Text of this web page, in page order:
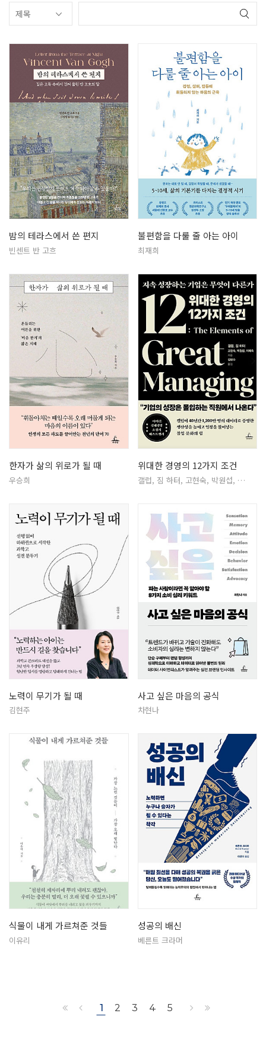
밤의 테라스에서 쓴 편지
빈센트 반 고흐
불편함을 다룰 줄 아는 아이
최재희
한자가 삶의 위로가 될 때
우승희
위대한 경영의 12가지 조건
갤럽, 짐 하터, 고현숙, 박원섭, …
노력이 무기가 될 때
김현주
사고 싶은 마음의 공식
차현나
식물이 내게 가르쳐준 것들
이유리
성공의 배신
베른트 크라머
1 2 3 4 5